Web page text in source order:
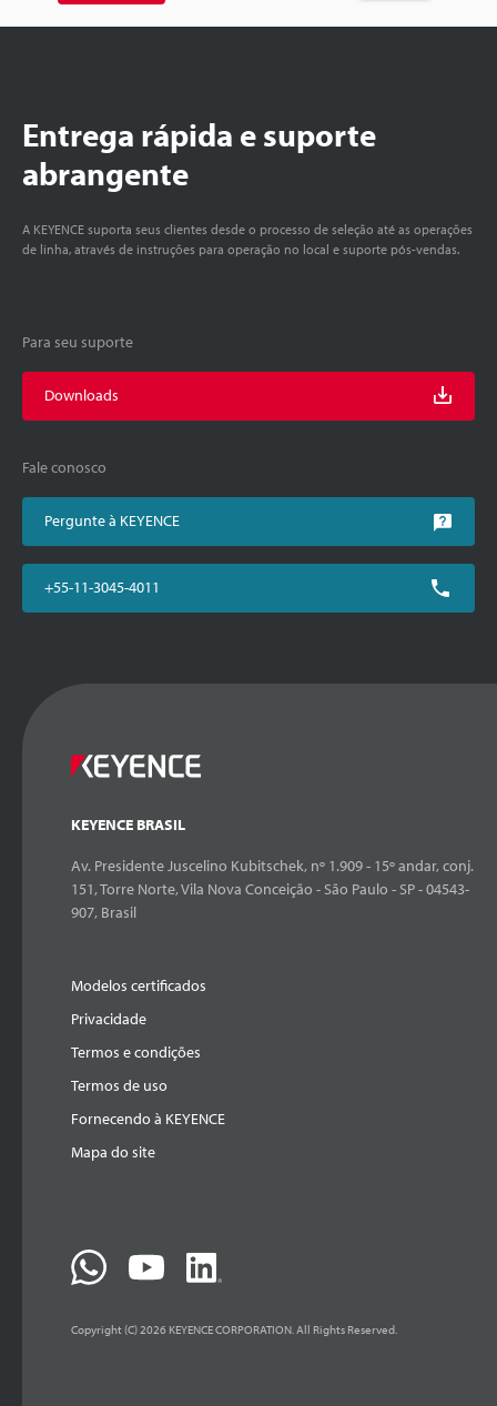
Entrega rápida e suporte
abrangente
A KEYENCE suporta seus clientes desde o processo de seleção até as operações
de linha, através de instruções para operação no local e suporte pós-vendas.
Para seu suporte
Downloads
Fale conosco
Pergunte à KEYENCE
+55-11-3045-4011
KEYENCE BRASIL
Av. Presidente Juscelino Kubitschek, nº 1.909 - 15º andar, conj.
151, Torre Norte, Vila Nova Conceição - São Paulo - SP - 04543-
907, Brasil
Modelos certificados
Privacidade
Termos e condições
Termos de uso
Fornecendo à KEYENCE
Mapa do site
Copyright (C) 2026 KEYENCE CORPORATION. All Rights Reserved.